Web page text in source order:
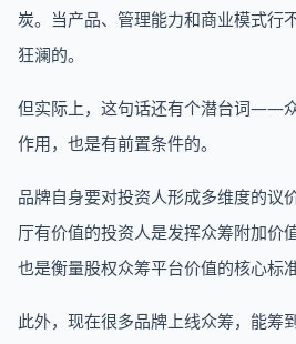
炭。当产品、管理能力和商业模式行
狂澜的。
但实际上，这句话还有个潜台词——
作用，也是有前置条件的。
品牌自身要对投资人形成多维度的议
厅有价值的投资人是发挥众筹附加价
也是衡量股权众筹平台价值的核心标
此外，现在很多品牌上线众筹，能筹